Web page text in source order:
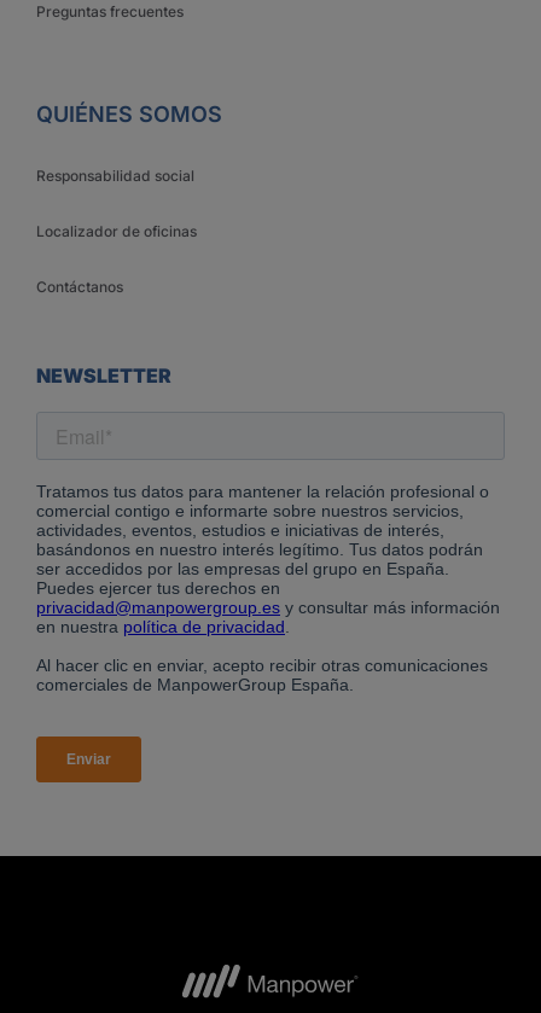
Preguntas frecuentes
QUIÉNES SOMOS
Responsabilidad social
Localizador de oficinas
Contáctanos
NEWSLETTER